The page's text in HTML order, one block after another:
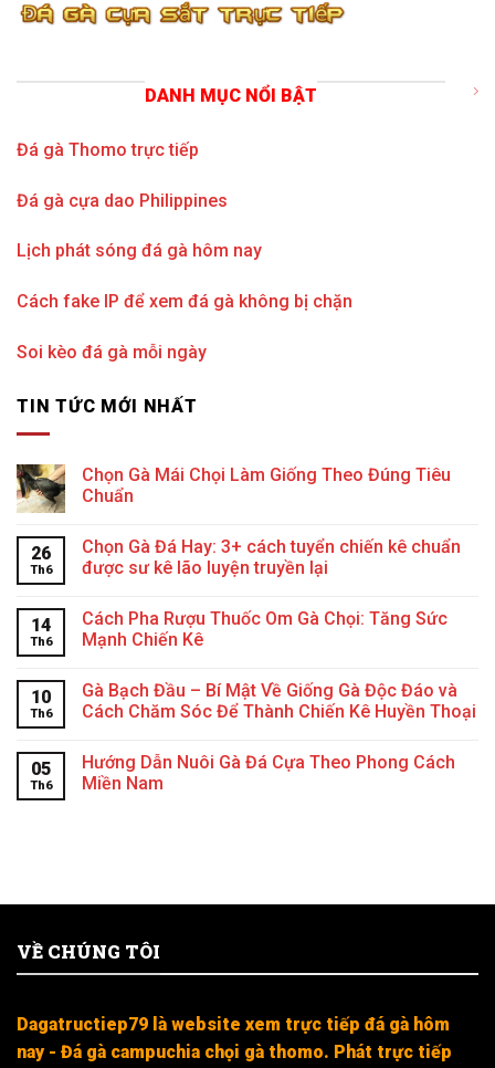
DANH MỤC NỔI BẬT
Đá gà Thomo trực tiếp
Đá gà cựa dao Philippines
Lịch phát sóng đá gà hôm nay
Cách fake IP để xem đá gà không bị chặn
Soi kèo đá gà mỗi ngày
TIN TỨC MỚI NHẤT
Chọn Gà Mái Chọi Làm Giống Theo Đúng Tiêu
Chuẩn
26
Th6
Chọn Gà Đá Hay: 3+ cách tuyển chiến kê chuẩn
được sư kê lão luyện truyền lại
14
Th6
Cách Pha Rượu Thuốc Om Gà Chọi: Tăng Sức
Mạnh Chiến Kê
10
Th6
Gà Bạch Đầu – Bí Mật Về Giống Gà Độc Đáo và
Cách Chăm Sóc Để Thành Chiến Kê Huyền Thoại
05
Th6
Hướng Dẫn Nuôi Gà Đá Cựa Theo Phong Cách
Miền Nam
VỀ CHÚNG TÔI
Dagatructiep79 là website xem trực tiếp đá gà hôm
nay - Đá gà campuchia chọi gà thomo. Phát trực tiếp